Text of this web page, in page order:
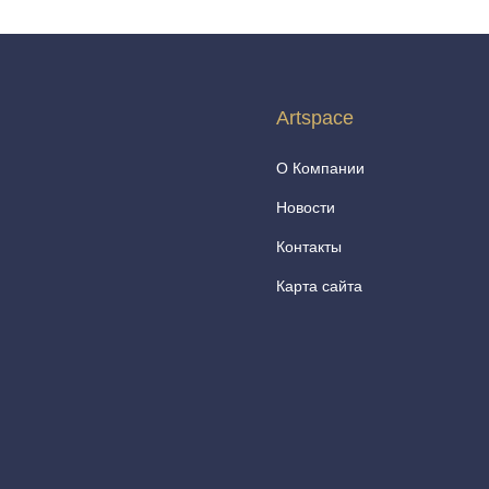
Artspace
О Компании
Новости
Контакты
Карта сайта